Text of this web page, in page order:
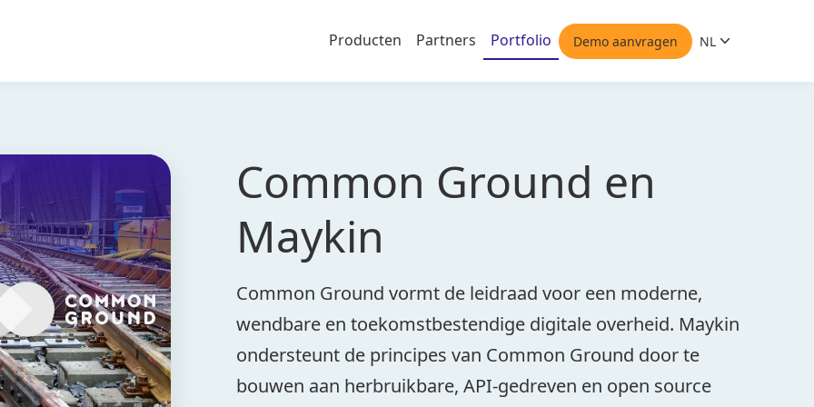
Producten
Partners Portfolio Demo aanvragen NL
Nederlands
Common Ground en
Maykin
Common Ground vormt de leidraad voor een moderne,
wendbare en toekomstbestendige digitale overheid. Maykin
ondersteunt de principes van Common Ground door te
bouwen aan herbruikbare, API-gedreven en open source